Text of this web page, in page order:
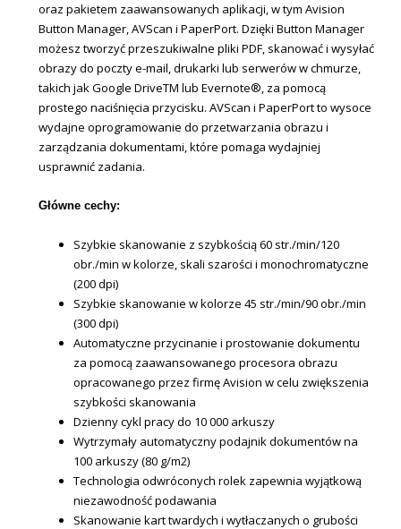
oraz pakietem zaawansowanych aplikacji, w tym Avision
Button Manager, AVScan i PaperPort. Dzięki Button Manager
możesz tworzyć przeszukiwalne pliki PDF, skanować i wysyłać
obrazy do poczty e-mail, drukarki lub serwerów w chmurze,
takich jak Google DriveTM lub Evernote®, za pomocą
prostego naciśnięcia przycisku. AVScan i PaperPort to wysoce
wydajne oprogramowanie do przetwarzania obrazu i
zarządzania dokumentami, które pomaga wydajniej
usprawnić zadania.
Główne cechy:
Szybkie skanowanie z szybkością 60 str./min/120
obr./min w kolorze, skali szarości i monochromatyczne
(200 dpi)
Szybkie skanowanie w kolorze 45 str./min/90 obr./min
(300 dpi)
Automatyczne przycinanie i prostowanie dokumentu
za pomocą zaawansowanego procesora obrazu
opracowanego przez firmę Avision w celu zwiększenia
szybkości skanowania
Dzienny cykl pracy do 10 000 arkuszy
Wytrzymały automatyczny podajnik dokumentów na
100 arkuszy (80 g/m2)
Technologia odwróconych rolek zapewnia wyjątkową
niezawodność podawania
Skanowanie kart twardych i wytłaczanych o grubości